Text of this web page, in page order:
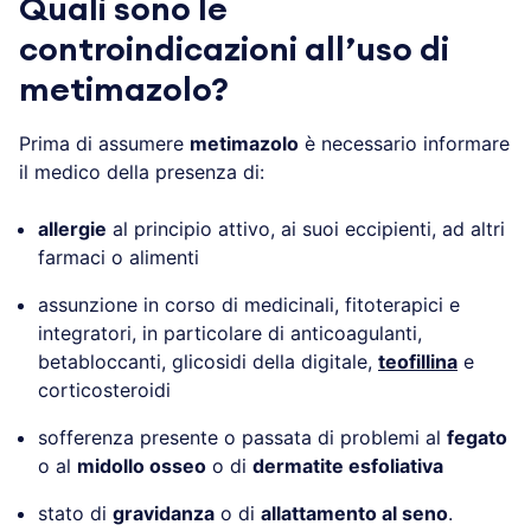
Quali sono le
controindicazioni all’uso di
metimazolo?
Prima di assumere metimazolo è necessario informare
il medico della presenza di:
allergie al principio attivo, ai suoi eccipienti, ad altri
farmaci o alimenti
assunzione in corso di medicinali, fitoterapici e
integratori, in particolare di anticoagulanti,
betabloccanti, glicosidi della digitale, teofillina e
corticosteroidi
sofferenza presente o passata di problemi al fegato
o al midollo osseo o di dermatite esfoliativa
stato di gravidanza o di allattamento al seno.